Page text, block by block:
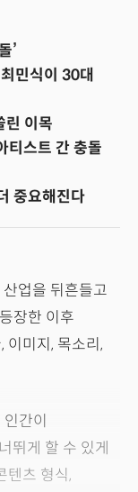
’
민식이 30대
린 이목
티스트 간 충돌
중요해진다
업을 뒤흔들고
장한 이후
이미지, 목소리,
간이
뛰게 할 수 있게
텐츠 형식,